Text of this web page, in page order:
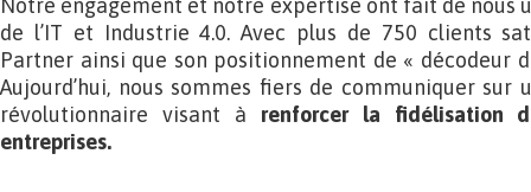
Notre engagement et notre expertise ont fait de nous
de l’IT et Industrie 4.0. Avec plus de 750 clients
Partner ainsi que son positionnement de « décodeur
Aujourd’hui, nous sommes fiers de communiquer sur
révolutionnaire visant à renforcer la fidélisation
entreprises.